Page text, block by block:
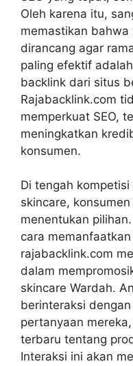
Oleh karena itu,
memastikan
dirancang agar
paling efektif
backlink dari situs
Rajabacklink.com
memperkuat SEO,
meningkatkan
konsumen.
Di tengah
skincare,
menentukan
cara
rajabacklink.com
dalam
skincare Wardah.
berinteraksi
pertanyaan
terbaru tentang
Interaksi ini akan